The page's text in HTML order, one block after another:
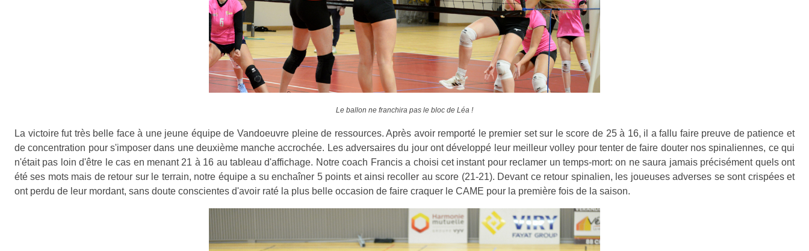
Le ballon ne franchira pas le bloc de Léa !
La victoire fut très belle face à une jeune équipe de Vandoeuvre pleine de ressources. Après avoir remporté le premier set sur le score de 25 à 16, il a fallu faire preuve de patience et
de concentration pour s'imposer dans une deuxième manche accrochée. Les adversaires du jour ont développé leur meilleur volley pour tenter de faire douter nos spinaliennes, ce qui
n'était pas loin d'être le cas en menant 21 à 16 au tableau d'affichage. Notre coach Francis a choisi cet instant pour reclamer un temps-mort: on ne saura jamais précisément quels ont
été ses mots mais de retour sur le terrain, notre équipe a su enchaîner 5 points et ainsi recoller au score (21-21). Devant ce retour spinalien, les joueuses adverses se sont crispées et
ont perdu de leur mordant, sans doute conscientes d'avoir raté la plus belle occasion de faire craquer le CAME pour la première fois de la saison.